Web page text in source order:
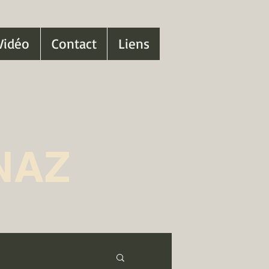
Contact Liens